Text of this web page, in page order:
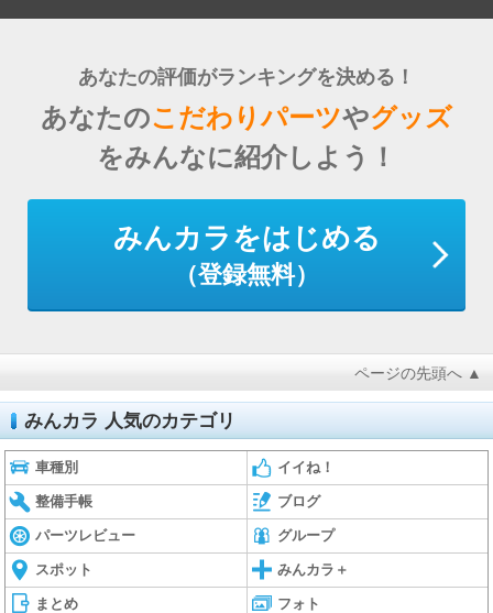
あなたの評価がランキングを決める！
あなたのこだわりパーツやグッズ
をみんなに紹介しよう！
みんカラをはじめる
（登録無料）
ページの先頭へ ▲
みんカラ 人気のカテゴリ
車種別 イイね！
整備手帳 ブログ
パーツレビュー グループ
スポット みんカラ＋
まとめ フォト